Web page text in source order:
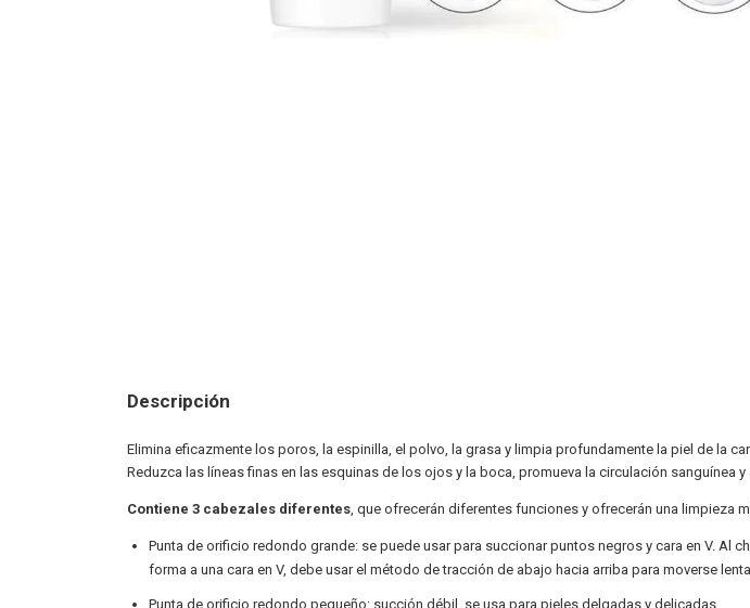
Descripción
Elimina eficazmente los poros, la espinilla, el polvo, la grasa y limpia profundamente la piel de la
Reduzca las líneas finas en las esquinas de los ojos y la boca, promueva la circulación sanguínea y
Contiene 3 cabezales diferentes , que ofrecerán diferentes funciones y ofrecerán una limpieza
Punta de orificio redondo grande: se puede usar para succionar puntos negros y cara en V. Al
forma a una cara en V, debe usar el método de tracción de abajo hacia arriba para moverse
Punta de orificio redondo pequeño: succión débil, se usa para pieles delgadas y delicadas